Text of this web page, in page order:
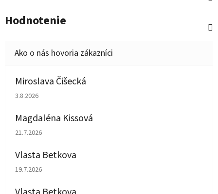
Hodnotenie
Miroslava Čišecká
Hodnotenie obchodu je 1 z 5 hviezdičiek.
3.8.2026
Magdaléna Kissová
Hodnotenie obchodu je 5 z 5 hviezdičiek.
21.7.2026
Vlasta Betkova
Hodnotenie obchodu je 5 z 5 hviezdičiek.
19.7.2026